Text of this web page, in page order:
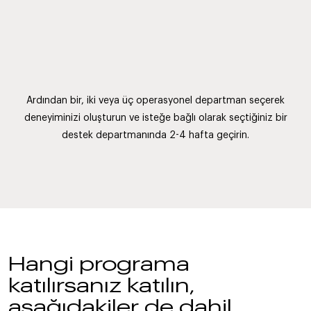
Ardından bir, iki veya üç operasyonel departman seçerek
deneyiminizi oluşturun ve isteğe bağlı olarak seçtiğiniz bir
destek departmanında 2-4 hafta geçirin.
Hangi programa
katılırsanız katılın,
aşağıdakiler de dahil